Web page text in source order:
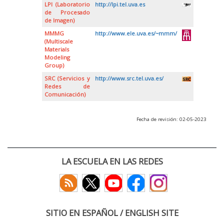
LPI (Laboratorio
de Procesado
de Imagen)
http://lpi.tel.uva.es
MMMG
(Multiscale
Materials
Modeling
Group)
http://www.ele.uva.es/~mmm/
SRC (Servicios y
Redes de
Comunicación)
http://www.src.tel.uva.es/
Fecha de revisión: 02-05-2023
LA ESCUELA EN LAS REDES
SITIO EN ESPAÑOL / ENGLISH SITE